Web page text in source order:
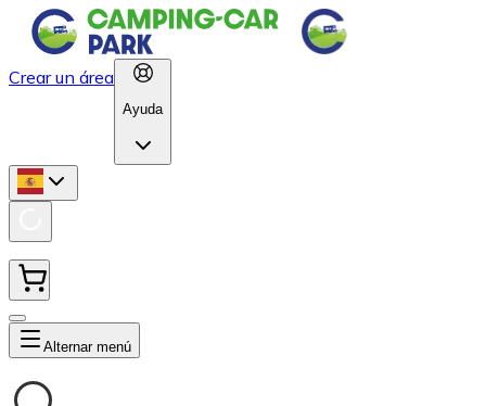
Crear un área
Ayuda
Alternar menú